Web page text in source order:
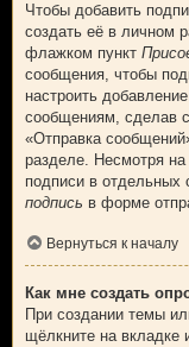
Чтобы добавить
создать её в личном
флажком пункт
сообщения, чтобы
настроить
сообщениям, сделав
«Отправка
разделе. Несмотря
подписи в
подпись в форме
Вернуться к началу
Как мне создать
При создании темы
щёлкните на вкладке